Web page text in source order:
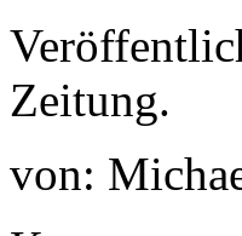
Zeitung.
von: